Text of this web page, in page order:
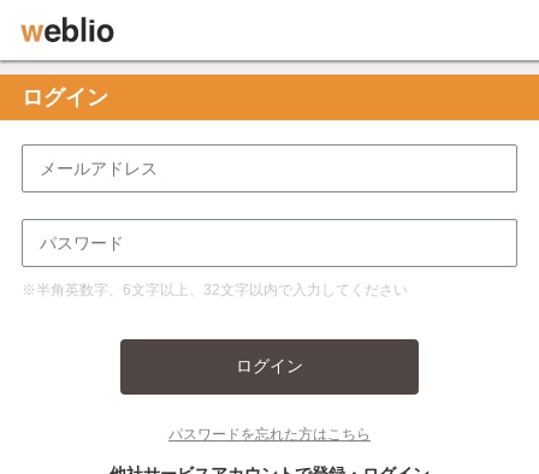
ログイン
※半角英数字、6文字以上、32文字以内で入力してください
ログイン
パスワードを忘れた方はこちら